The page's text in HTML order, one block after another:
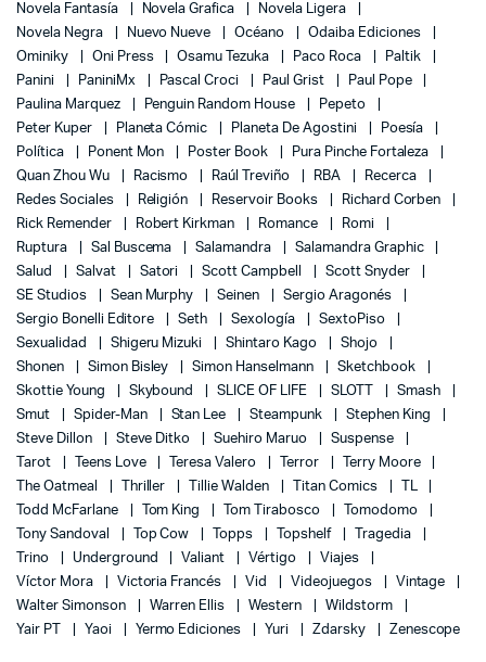
Novela Fantasía
Novela Grafica
Novela Ligera
Novela Negra
Nuevo Nueve Océano
Odaiba Ediciones
Ominiky
Oni Press Osamu Tezuka Paco Roca
Paltik
Panini
PaniniMx Pascal Croci Paul Grist
Paul Pope
Paulina Marquez
Penguin Random House
Pepeto
Peter Kuper
Planeta Cómic Planeta De Agostini
Poesía
Política
Ponent Mon Poster Book
Pura Pinche Fortaleza
Quan Zhou Wu
Racismo Raúl Treviño RBA
Recerca
Redes Sociales
Religión Reservoir Books
Richard Corben
Rick Remender
Robert Kirkman Romance
Romi
Ruptura
Sal Buscema Salamandra
Salamandra Graphic
Salud
Salvat Satori Scott Campbell
Scott Snyder
SE Studios
Sean Murphy Seinen
Sergio Aragonés
Sergio Bonelli Editore
Seth Sexología
SextoPiso
Sexualidad
Shigeru Mizuki Shintaro Kago
Shojo
Shonen
Simon Bisley Simon Hanselmann
Sketchbook
Skottie Young
Skybound SLICE OF LIFE SLOTT
Smash
Smut
Spider-Man Stan Lee Steampunk
Stephen King
Steve Dillon
Steve Ditko Suehiro Maruo
Suspense
Tarot
Teens Love Teresa Valero Terror
Terry Moore
The Oatmeal
Thriller Tillie Walden Titan Comics
TL
Todd McFarlane
Tom King Tom Tirabosco
Tomodomo
Tony Sandoval
Top Cow Topps Topshelf
Tragedia
Trino
Underground Valiant Vértigo
Viajes
Víctor Mora
Victoria Francés Vid Videojuegos
Vintage
Walter Simonson
Warren Ellis Western
Wildstorm
Yair PT
Yaoi Yermo Ediciones Yuri Zdarsky Zenescope